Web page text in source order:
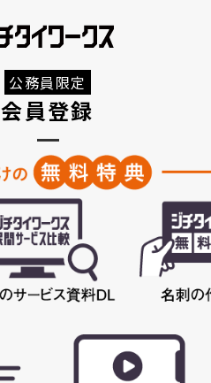
公務員限定
会員登録